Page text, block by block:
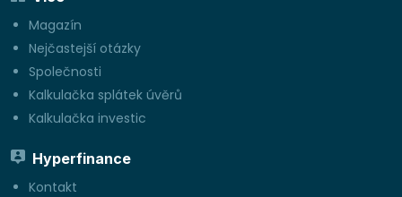
Magazín
Nejčastejší otázky
Společnosti
Kalkulačka splátek úvěrů
Kalkulačka investic
Hyperfinance
Kontakt